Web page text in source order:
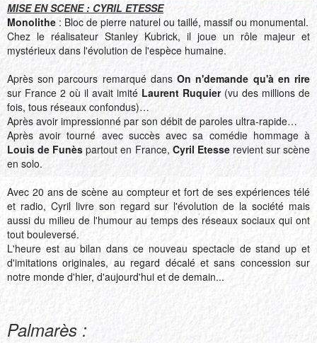
MISE EN SCENE : CYRIL ETESSE
Monolithe : Bloc de pierre naturel ou taillé, massif ou monumental.
Chez le réalisateur Stanley Kubrick, il joue un rôle majeur et
mystérieux dans l'évolution de l'espèce humaine.
Après son parcours remarqué dansOn n'demande qu'à en rire
sur France 2 où il avait imité Laurent Ruquier(vu des millions de
fois, tous réseaux confondus)…
Après avoir impressionné par son débit de paroles ultra-rapide…
Après avoir tourné avec succès avec sa comédie hommage à
Louis de Funès partout en France, Cyril Etesserevient sur scène
en solo.
Avec 20 ans de scène au compteur et fort de ses expériences télé
et radio, Cyril livre son regard sur l'évolution de la société mais
aussi du milieu de l'humour au temps des réseaux sociaux qui ont
tout bouleversé.
L'heure est au bilan dans ce nouveau spectacle de stand up et
d'imitations originales, au regard décalé et sans concession sur
notre monde d'hier, d'aujourd'hui et de demain...
Palmarès :